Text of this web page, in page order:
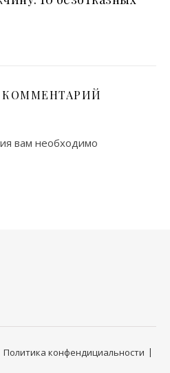
КОММЕНТАРИЙ
вам необходимо
Политика конфендициальности